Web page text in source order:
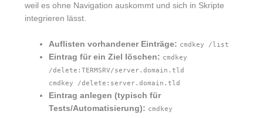
weil es ohne Navigation auskommt und sich in Skripte
integrieren lässt.
Auflisten vorhandener Einträge: cmdkey /list
Eintrag für ein Ziel löschen: cmdkey
/delete:TERMSRV/server.domain.tld
cmdkey /delete:server.domain.tld
Eintrag anlegen (typisch für
Tests/Automatisierung): cmdkey